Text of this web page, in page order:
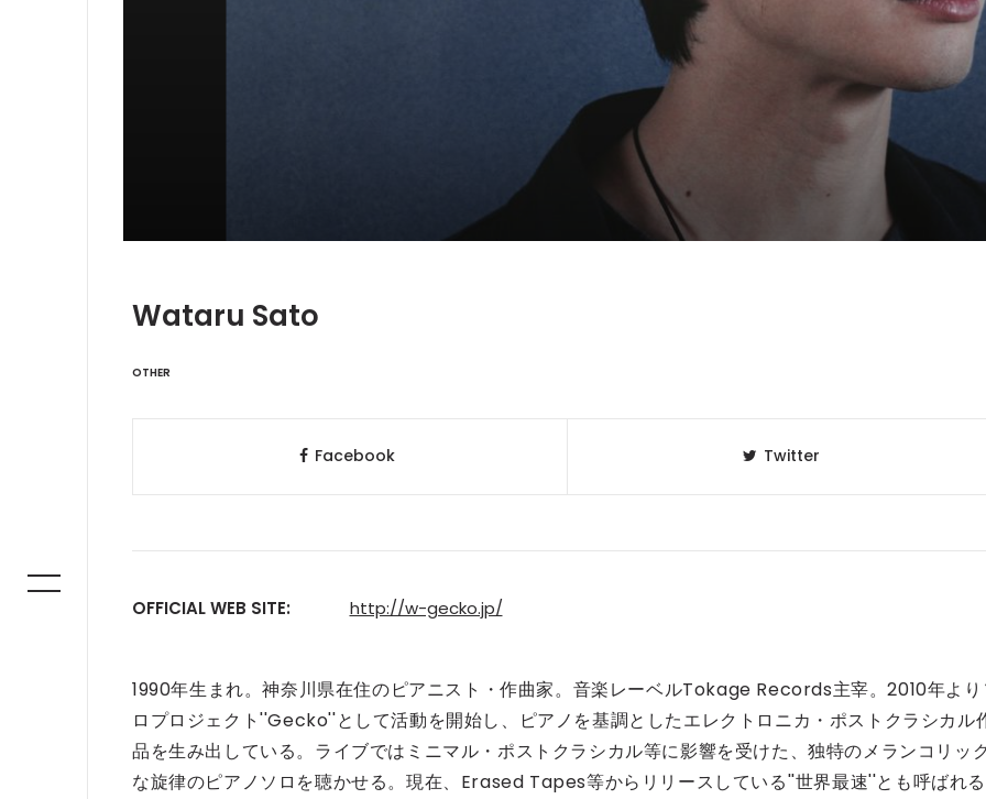
Wataru Sato
OTHER
Facebook Twitter
OFFICIAL WEB SITE: http://w-gecko.jp/
1990年生まれ。神奈川県在住のピアニスト・作曲家。音楽レーベルTokage Records主宰。2010年より
ロプロジェクト''Gecko''として活動を開始し、ピアノを基調としたエレクトロニカ・ポストクラシカル
品を生み出している。ライブではミニマル・ポストクラシカル等に影響を受けた、独特のメランコリック
な旋律のピアノソロを聴かせる。現在、Erased Tapes等からリリースしている''世界最速''とも呼ばれる